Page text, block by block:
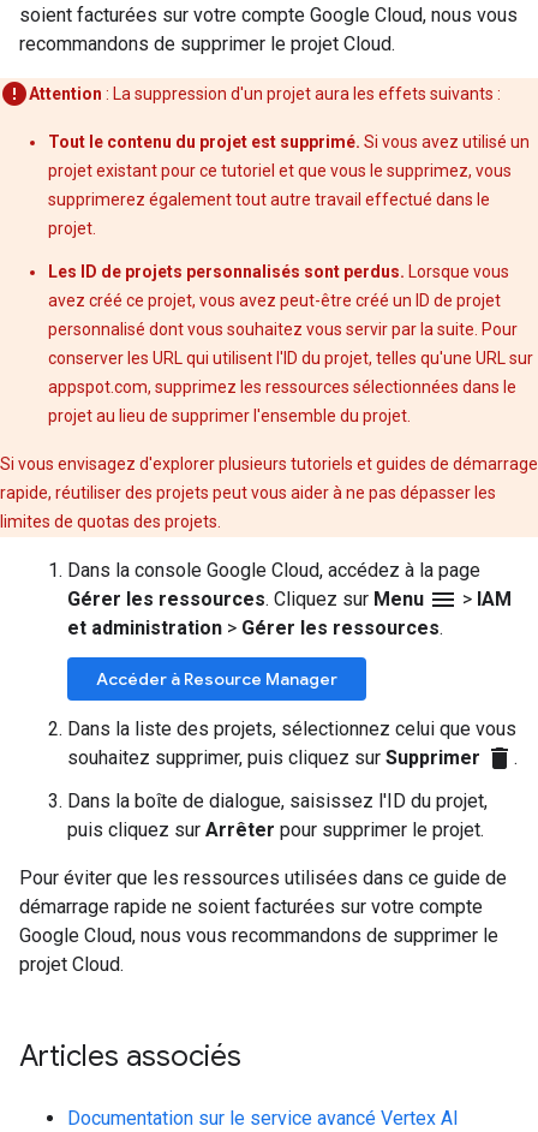
soient facturées sur votre compte Google Cloud, nous vous
recommandons de supprimer le projet Cloud.
Attention : La suppression d'un projet aura les effets suivants :
Tout le contenu du projet est supprimé. Si vous avez utilisé un
projet existant pour ce tutoriel et que vous le supprimez, vous
supprimerez également tout autre travail effectué dans le
projet.
Les ID de projets personnalisés sont perdus. Lorsque vous
avez créé ce projet, vous avez peut-être créé un ID de projet
personnalisé dont vous souhaitez vous servir par la suite. Pour
conserver les URL qui utilisent l'ID du projet, telles qu'une URL sur
appspot.com, supprimez les ressources sélectionnées dans le
projet au lieu de supprimer l'ensemble du projet.
Si vous envisagez d'explorer plusieurs tutoriels et guides de démarrage
rapide, réutiliser des projets peut vous aider à ne pas dépasser les
limites de quotas des projets.
Dans la console Google Cloud, accédez à la page
Gérer les ressources. Cliquez sur Menu menu > IAM
et administration > Gérer les ressources.
Accéder à Resource Manager
Dans la liste des projets, sélectionnez celui que vous
souhaitez supprimer, puis cliquez sur Supprimer delete .
Dans la boîte de dialogue, saisissez l'ID du projet,
puis cliquez sur Arrêter pour supprimer le projet.
Pour éviter que les ressources utilisées dans ce guide de
démarrage rapide ne soient facturées sur votre compte
Google Cloud, nous vous recommandons de supprimer le
projet Cloud.
Articles associés
Documentation sur le service avancé Vertex AI